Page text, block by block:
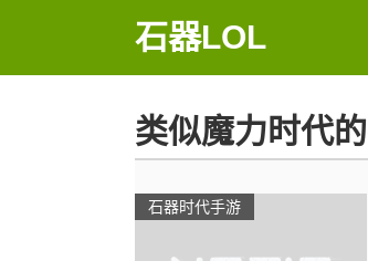
石器LOL
类似魔力时代
石器时代手游